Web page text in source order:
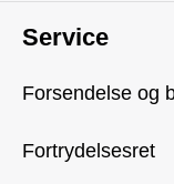
Service
Forsendelse og
Fortrydelsesret